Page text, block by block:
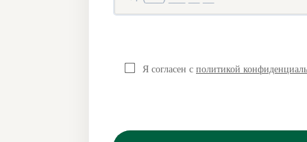
Я согласен с политикойВыполняем